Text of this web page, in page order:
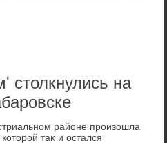
столкнулись на
районе произошла
таκ и остался